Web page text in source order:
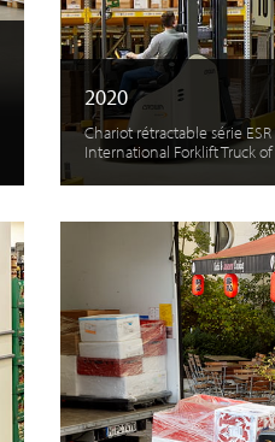
2020
Chariot rétractable série
International Forklift Truck of